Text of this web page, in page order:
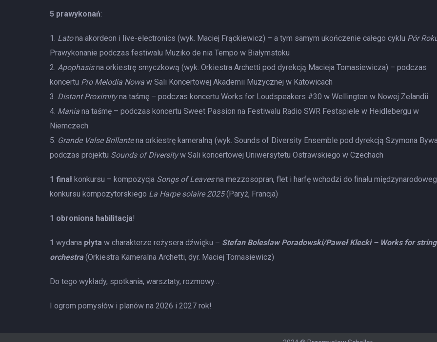
5 prawykonań:
Latona akordeon i live-electronics (wyk. Maciej Frąckiewicz) – a tym samym ukończenie całego cyklu Pór
Prawykonanie podczas festiwalu Muziko de nia Tempo w Białymstoku
Apophasisna orkiestrę smyczkową (wyk. Orkiestra Archetti pod dyrekcją Macieja Tomasiewicza) – podczas
koncertu Pro Melodia Nowa w Sali Koncertowej Akademii Muzycznej w Katowicach
Distant Proximityna taśmę – podczas koncertu Works for Loudspeakers #30 w Wellington w Nowej Zelandii
Mania na taśmę – podczas koncertu Sweet Passion na Festiwalu Radio SWR Festspiele w Heidlebergu w
Niemczech
Grande Valse Brillantena orkiestrę kameralną (wyk. Sounds of Diversity Ensemble pod dyrekcją Szymona
podczas projektu Sounds of Diversityw Sali koncertowej Uniwersytetu Ostrawskiego w Czechach
1 finał konkursu – kompozycja Songs of Leavesna mezzosopran, flet i harfę wchodzi do finału
konkursu kompozytorskiego La Harpe solaire 2025(Paryż, Francja)
1 obroniona habilitacja!
1 wydana płyta w charakterze reżysera dźwięku – Stefan Bolesław Poradowski/Paweł Klecki – Works for string
orchestra(Orkiestra Kameralna Archetti, dyr. Maciej Tomasiewicz)
Do tego wykłady, spotkania, warsztaty, rozmowy…
I ogrom pomysłów i planów na 2026 i 2027 rok!